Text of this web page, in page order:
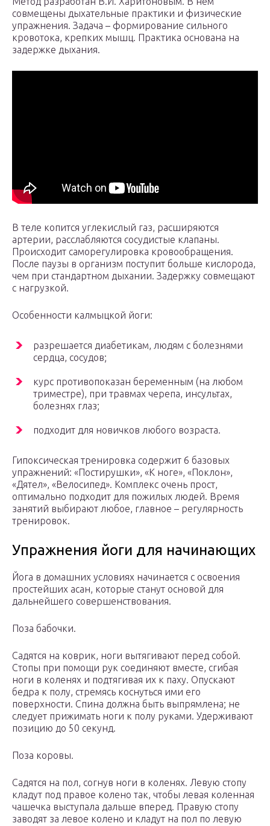
совмещены дыхательные практики и физические
упражнения. Задача – формирование сильного
кровотока, крепких мышц. Практика основана на
задержке дыхания.
В теле копится углекислый газ, расширяются
артерии, расслабляются сосудистые клапаны.
Происходит саморегулировка кровообращения.
После паузы в организм поступит больше кислорода,
чем при стандартном дыхании. Задержку совмещают
с нагрузкой.
Особенности калмыцкой йоги:
разрешается диабетикам, людям с болезнями
сердца, сосудов;
курс противопоказан беременным (на любом
триместре), при травмах черепа, инсультах,
болезнях глаз;
подходит для новичков любого возраста.
Гипоксическая тренировка содержит 6 базовых
упражнений: «Постирушки», «К ноге», «Поклон»,
«Дятел», «Велосипед». Комплекс очень прост,
оптимально подходит для пожилых людей. Время
занятий выбирают любое, главное – регулярность
тренировок.
Упражнения йоги для начинающих
Йога в домашних условиях начинается с освоения
простейших асан, которые станут основой для
дальнейшего совершенствования.
Поза бабочки.
Садятся на коврик, ноги вытягивают перед собой.
Стопы при помощи рук соединяют вместе, сгибая
ноги в коленях и подтягивая их к паху. Опускают
бедра к полу, стремясь коснуться ими его
поверхности. Спина должна быть выпрямлена; не
следует прижимать ноги к полу руками. Удерживают
позицию до 50 секунд.
Поза коровы.
Садятся на пол, согнув ноги в коленях. Левую стопу
кладут под правое колено так, чтобы левая коленная
чашечка выступала дальше вперед. Правую стопу
заводят за левое колено и кладут на пол по левую